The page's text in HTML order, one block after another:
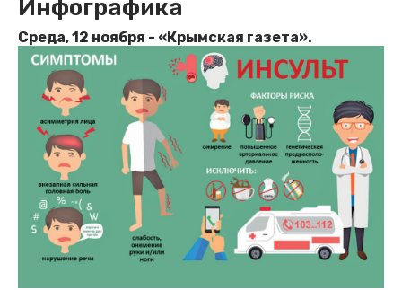
Инфографика
Среда, 12 ноября - «Крымская газета».